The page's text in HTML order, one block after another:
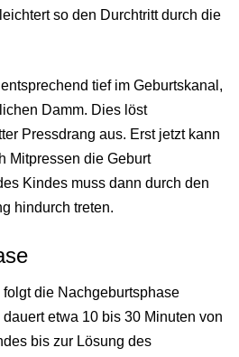
so den Durchtritt durch die
tief im Geburtskanal,
Damm. Dies löst
Pressdrang aus. Erst jetzt kann
Mitpressen die Geburt
Kindes muss dann durch den
hindurch treten.
die Nachgeburtsphase
etwa 10 bis 30 Minuten von
bis zur Lösung des